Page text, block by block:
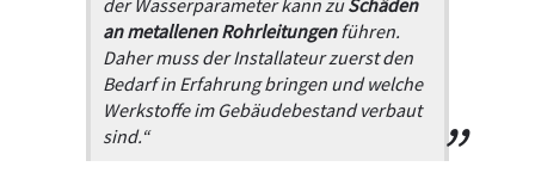
an metallenen Rohrleitungenführen.
Daher muss der Installateur zuerst den
Bedarf in Erfahrung bringen und welche
Werkstoffe im Gebäudebestand verbaut
sind.“